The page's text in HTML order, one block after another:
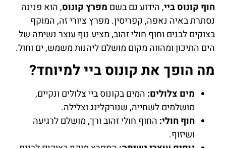
חוף קונוס ביי, הידוע גם בשם מפרץ קונוס, הוא פנינה
נסתרת באיה נאפה, קפריסין. מפרץ ציורי זה, המוקף
בצוקים לבנים וחוף חולי זהוב, מציע נוף עוצר נשימה של
הים התיכון ומהווה מקום מושלם ליהנות משמש, ים וחול.
מה הופך את קונוס ביי למיוחד?
מים צלולים: המים בקונוס ביי צלולים ונקיים,
מושלמים לשחייה, שנורקלינג וצלילה.
חוף חולי: החוף חולי זהוב ורך, מושלם לרגיעה
ושיזוף.